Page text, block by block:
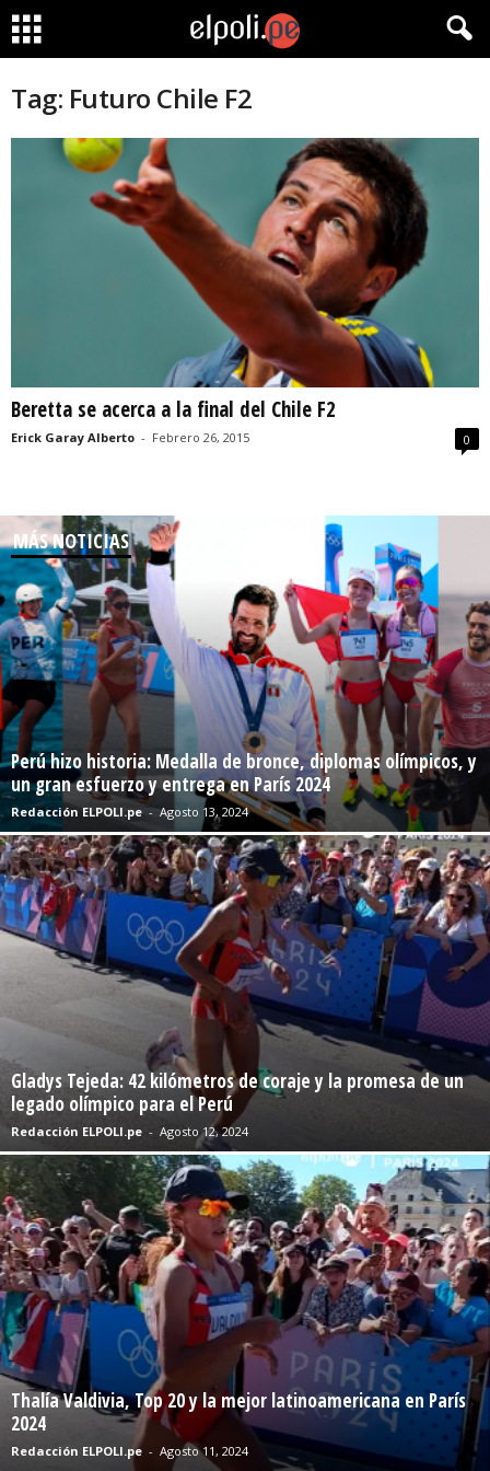
Tag: Futuro Chile F2
Beretta se acerca a la final del Chile F2
Erick Garay Alberto - Febrero 26, 2015 0
MÁS NOTICIAS
Perú hizo historia: Medalla de bronce, diplomas olímpicos, y
un gran esfuerzo y entrega en París 2024
Redacción ELPOLI.pe - Agosto 13, 2024
Gladys Tejeda: 42 kilómetros de coraje y la promesa de un
legado olímpico para el Perú
Redacción ELPOLI.pe - Agosto 12, 2024
Thalía Valdivia, Top 20 y la mejor latinoamericana en París
2024
Redacción ELPOLI.pe - Agosto 11, 2024